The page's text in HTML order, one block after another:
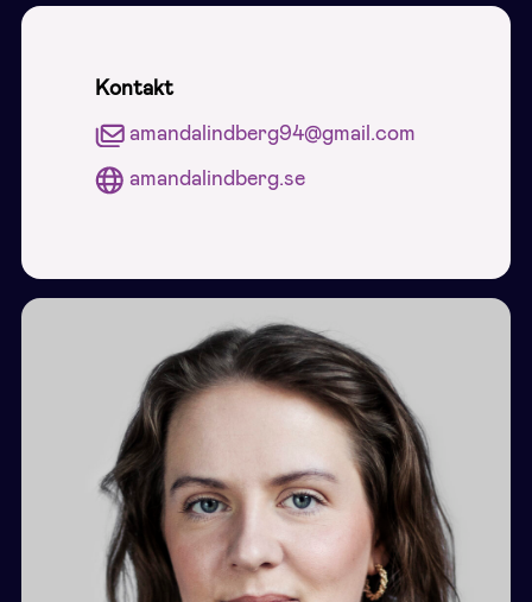
Kontakt
amandalindberg94@gmail.com
amandalindberg.se